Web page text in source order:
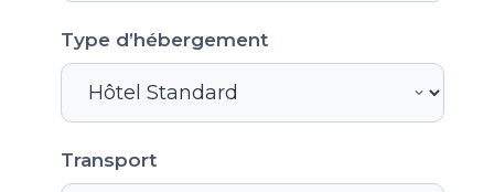
Type d’hébergement
Transport